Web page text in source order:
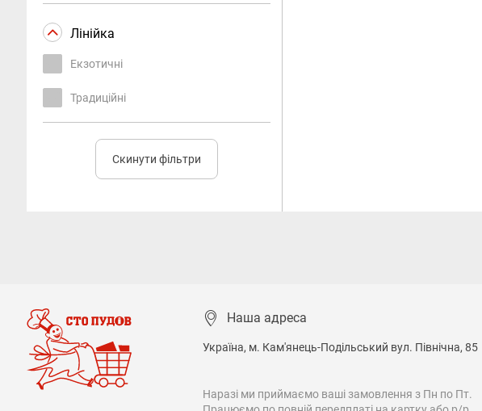
Лінійка
Екзотичні
Традиційні
Скинути фільтри
Наша адреса
Україна, м. Кам'янець-Подільський вул. Північна, 85
Наразі ми приймаємо ваші замовлення з Пн по Пт.